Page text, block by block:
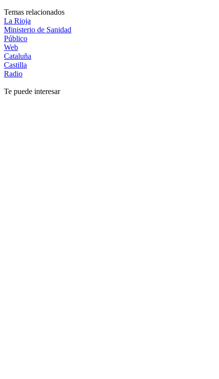
Temas relacionados
La Rioja
Ministerio de Sanidad
Público
Web
Cataluña
Castilla
Radio
Te puede interesar